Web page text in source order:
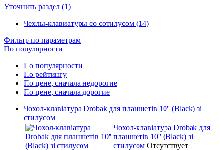
Уточнить раздел (1)
Чехлы-клавиатуры со сотилусом (14)
Фильтр по параметрам
По популярности
По популярности
По рейтингу
По цене, сначала недорогие
По цене, сначала дорогие
Чохол-клавіатура Drobak для планшетів 10'' (Black) зі
стилусом
Чохол-клавіатура Drobak для
планшетів 10'' (Black) зі
стилусом Отсутствует